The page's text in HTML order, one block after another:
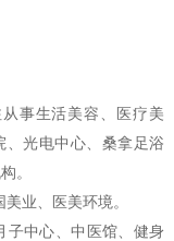
事生活美容、医疗美
、光电中心、桑拿足浴
。
业、医美环境。
子中心、中医馆、健身